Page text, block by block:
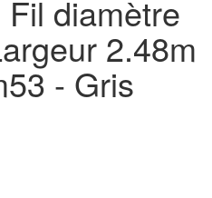
diamètre
2.48m
- Gris